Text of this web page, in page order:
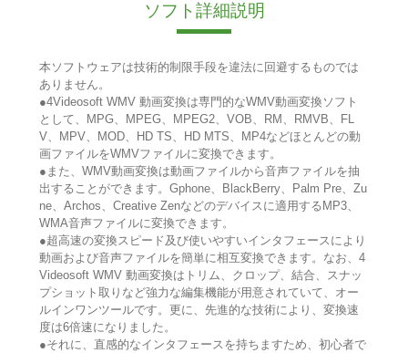
ソフト詳細説明
本ソフトウェアは技術的制限手段を違法に回避するものでは
ありません。
●4Videosoft WMV 動画変換は専門的なWMV動画変換ソフト
として、MPG、MPEG、MPEG2、VOB、RM、RMVB、FL
V、MPV、MOD、HD TS、HD MTS、MP4などほとんどの動
画ファイルをWMVファイルに変換できます。
●また、WMV動画変換は動画ファイルから音声ファイルを抽
出することができます。Gphone、BlackBerry、Palm Pre、Zu
ne、Archos、Creative Zenなどのデバイスに適用するMP3、
WMA音声ファイルに変換できます。
●超高速の変換スピード及び使いやすいインタフェースにより
動画および音声ファイルを簡単に相互変換できます。なお、4
Videosoft WMV 動画変換はトリム、クロップ、結合、スナッ
プショット取りなど強力な編集機能が用意されていて、オー
ルインワンツールです。更に、先進的な技術により、変換速
度は6倍速になりました。
●それに、直感的なインタフェースを持ちますため、初心者で